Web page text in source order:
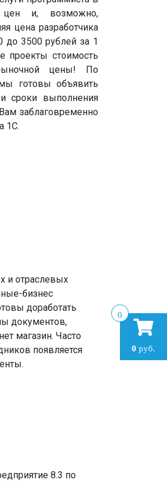
цен и, возможно,
цена разработчика
до 3500 рублей за 1
проекты стоимость
цены! По
готовы объявить
сроки выполнения
заблаговременно
1С.
и отраслевых
бизнес
доработать
документов,
магазин. Часто
появляется
8.3 по
0
0 руб.